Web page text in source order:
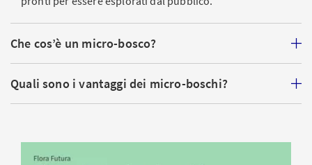
Luogo ideale per
passeggiate, incontri con
amici o per leggere un
staccare la spina. Le
nuove panchine a forma
i tavoli a disposizione
Che cos’è un micro-bosco?
Quali sono i vantaggi dei micro-boschi?